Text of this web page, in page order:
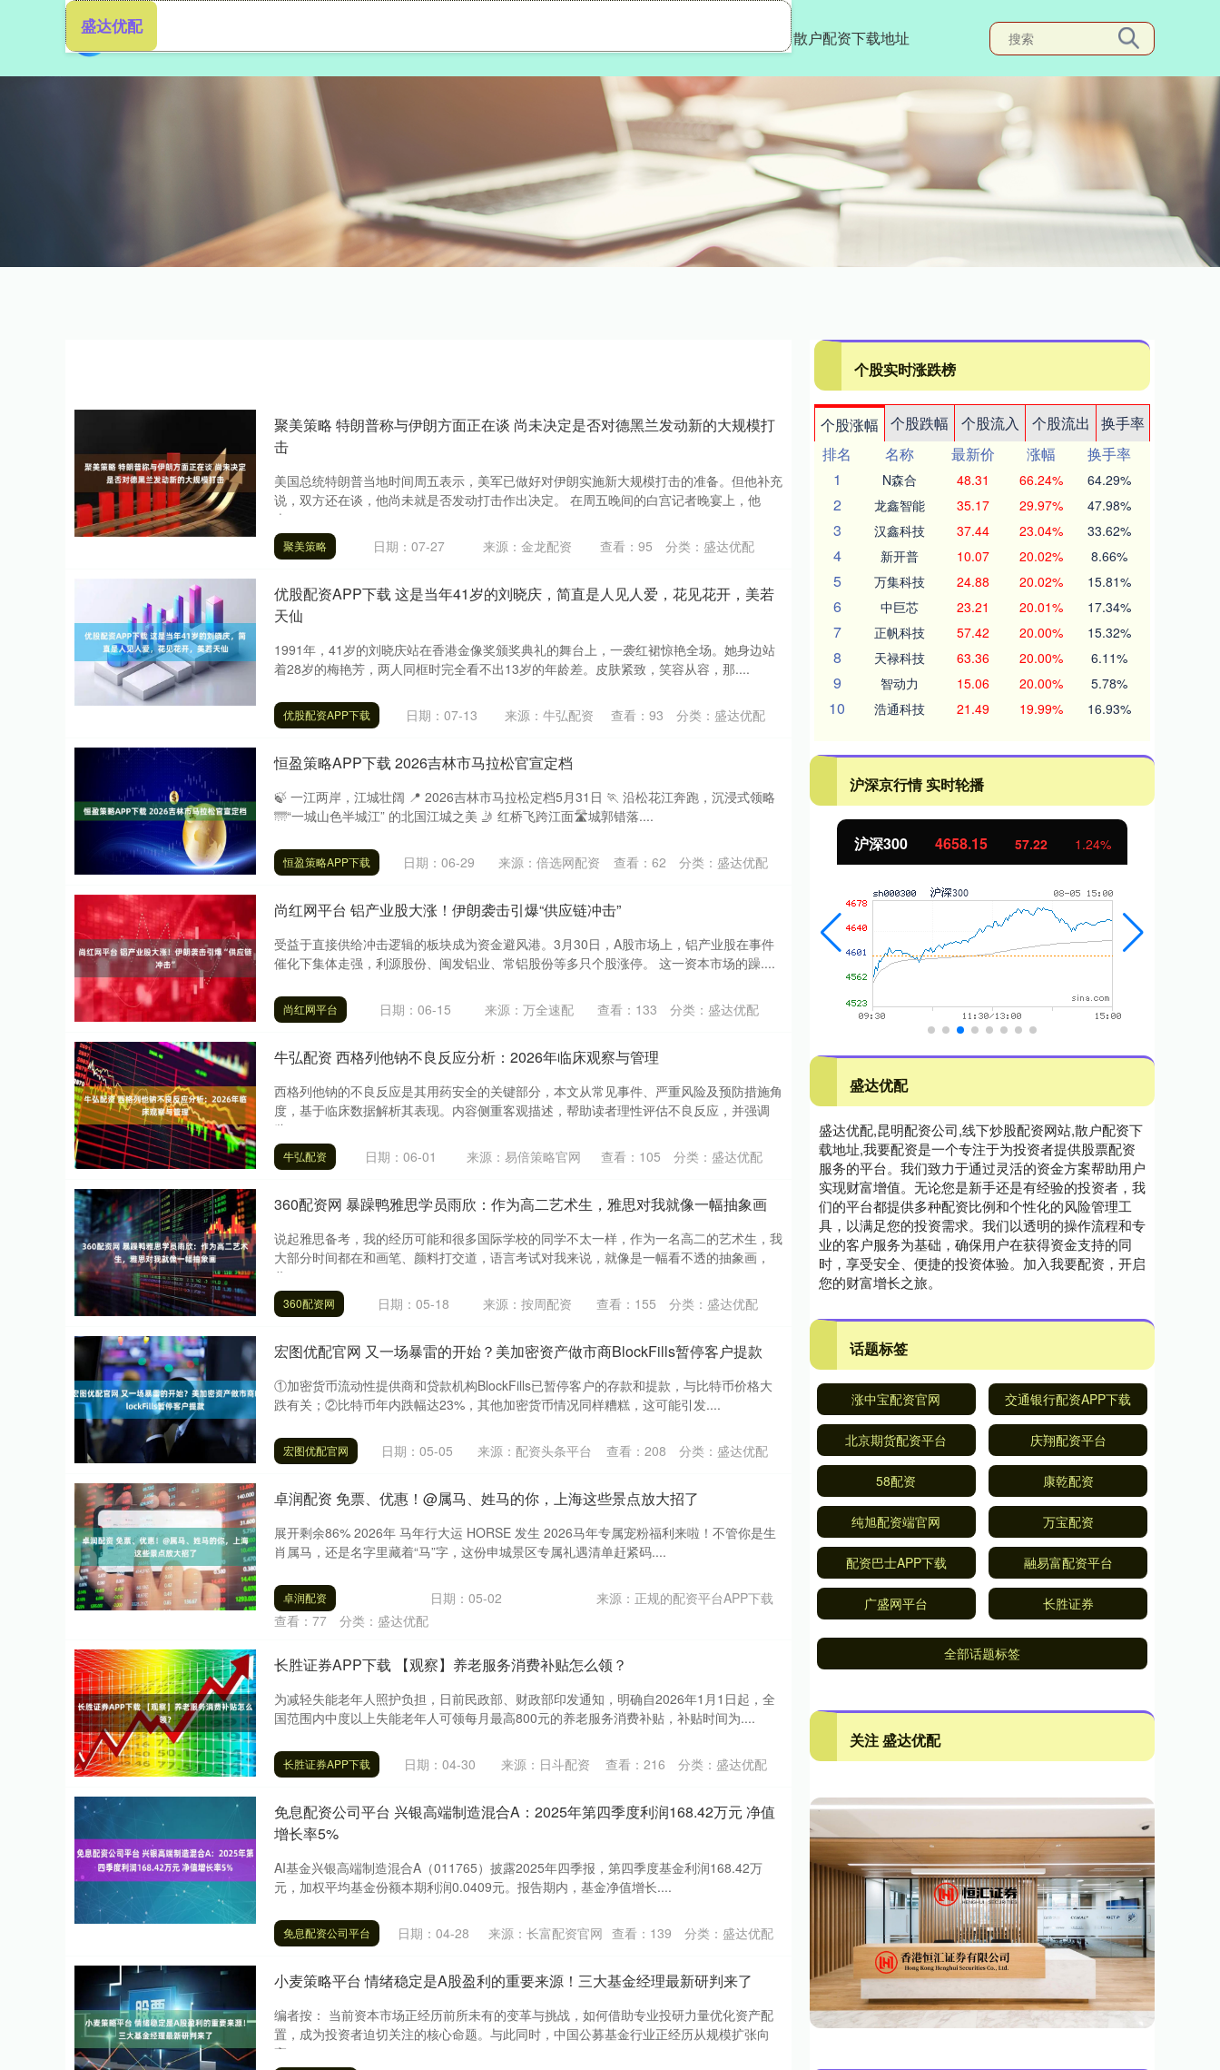
散户配资下载地址
盛达优配
聚美策略 特朗普称与伊朗方面正在谈 尚未决定是否对德黑兰发动新的大规模打
击
美国总统特朗普当地时间周五表示，美军已做好对伊朗实施新大规模打击的准备。但他补充
说，双方还在谈，他尚未就是否发动打击作出决定。 在周五晚间的白宫记者晚宴上，他
表....
聚美策略 日期：07-27 来源：金龙配资 查看： 95 分类： 盛达优配
优股配资APP下载 这是当年41岁的刘晓庆，简直是人见人爱，花见花开，美若
天仙
1991年，41岁的刘晓庆站在香港金像奖颁奖典礼的舞台上，一袭红裙惊艳全场。她身边站
着28岁的梅艳芳，两人同框时完全看不出13岁的年龄差。皮肤紧致，笑容从容，那....
优股配资APP下载 日期：07-13 来源：牛弘配资 查看： 93 分类： 盛达优配
恒盈策略APP下载 2026吉林市马拉松官宣定档
🍃 一江两岸，江城壮阔 📍 2026吉林市马拉松定档5月31日 🏃 沿松花江奔跑，沉浸式领略
🌁“一城山色半城江” 的北国江城之美 🤳 红桥飞跨江面🛣️城郭错落....
恒盈策略APP下载 日期：06-29 来源：倍选网配资 查看：62 分类： 盛达优配
尚红网平台 铝产业股大涨！伊朗袭击引爆“供应链冲击”
受益于直接供给冲击逻辑的板块成为资金避风港。3月30日，A股市场上，铝产业股在事件
催化下集体走强，利源股份、闽发铝业、常铝股份等多只个股涨停。 这一资本市场的躁....
尚红网平台 日期：06-15 来源：万全速配 查看： 133 分类： 盛达优配
牛弘配资 西格列他钠不良反应分析：2026年临床观察与管理
西格列他钠的不良反应是其用药安全的关键部分，本文从常见事件、严重风险及预防措施角
度，基于临床数据解析其表现。内容侧重客观描述，帮助读者理性评估不良反应，并强调
监....
牛弘配资 日期：06-01 来源：易倍策略官网 查看： 105 分类： 盛达优配
360配资网 暴躁鸭雅思学员雨欣：作为高二艺术生，雅思对我就像一幅抽象画
说起雅思备考，我的经历可能和很多国际学校的同学不太一样，作为一名高二的艺术生，我
大部分时间都在和画笔、颜料打交道，语言考试对我来说，就像是一幅看不透的抽象画，
你....
360配资网 日期：05-18 来源：按周配资 查看： 155 分类： 盛达优配
宏图优配官网 又一场暴雷的开始？美加密资产做市商BlockFills暂停客户提款
①加密货币流动性提供商和贷款机构BlockFills已暂停客户的存款和提款，与比特币价格大
跌有关；②比特币年内跌幅达23%，其他加密货币情况同样糟糕，这可能引发....
宏图优配官网 日期：05-05 来源：配资头条平台 查看： 208 分类： 盛达优配
卓润配资 免票、优惠！@属马、姓马的你，上海这些景点放大招了
展开剩余86% 2026年 马年行大运 HORSE 发生 2026马年专属宠粉福利来啦！不管你是生
肖属马，还是名字里藏着“马”字，这份申城景区专属礼遇清单赶紧码....
卓润配资 日期：05-02
来源：正规的配资平台APP下载
查看： 77 分类： 盛达优配
长胜证券APP下载 【观察】养老服务消费补贴怎么领？
为减轻失能老年人照护负担，日前民政部、财政部印发通知，明确自2026年1月1日起，全
国范围内中度以上失能老年人可领每月最高800元的养老服务消费补贴，补贴时间为....
长胜证券APP下载 日期：04-30 来源：日斗配资 查看： 216 分类： 盛达优配
免息配资公司平台 兴银高端制造混合A：2025年第四季度利润168.42万元 净值
增长率5%
AI基金兴银高端制造混合A（011765）披露2025年四季报，第四季度基金利润168.42万
元，加权平均基金份额本期利润0.0409元。报告期内，基金净值增长....
免息配资公司平台 日期：04-28 来源：长富配资官网 查看： 139 分类： 盛达优配
小麦策略平台 情绪稳定是A股盈利的重要来源！三大基金经理最新研判来了
编者按： 当前资本市场正经历前所未有的变革与挑战，如何借助专业投研力量优化资产配
置，成为投资者迫切关注的核心命题。与此同时，中国公募基金行业正经历从规模扩张向
高....
个股实时涨跌榜
个股涨幅 个股跌幅 个股流入 个股流出
换手率
排名
名称 最新价 涨幅
换手率
1
N森合 48.31 66.24% 64.29%
2 龙鑫智能 35.17 29.97% 47.98%
3 汉鑫科技 37.44 23.04% 33.62%
4 新开普 10.07 20.02% 8.66%
5 万集科技 24.88 20.02% 15.81%
6 中巨芯 23.21 20.01% 17.34%
7 正帆科技 57.42 20.00% 15.32%
8 天禄科技 63.36 20.00% 6.11%
9 智动力 15.06 20.00% 5.78%
10 浩通科技 21.49 19.99% 16.93%
沪深京行情 实时轮播
深证成指 14144.20 北证50 1119.46 25.97 2.38%
盛达优配
盛达优配,昆明配资公司,线下炒股配资网站,散户配资下
载地址,我要配资是一个专注于为投资者提供股票配资
服务的平台。我们致力于通过灵活的资金方案帮助用户
实现财富增值。无论您是新手还是有经验的投资者，我
们的平台都提供多种配资比例和个性化的风险管理工
具，以满足您的投资需求。我们以透明的操作流程和专
业的客户服务为基础，确保用户在获得资金支持的同
时，享受安全、便捷的投资体验。加入我要配资，开启
您的财富增长之旅。
话题标签
涨中宝配资官网 交通银行配资APP下载
北京期货配资平台 庆翔配资平台
58配资 康乾配资
纯旭配资端官网 万宝配资
配资巴士APP下载 融易富配资平台
广盛网平台 长胜证券
全部话题标签
关注 盛达优配